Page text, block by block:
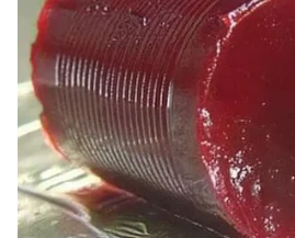
Annapurna Bhandar
প্রতিমাসে কত তারিখে ঢুকবে
হাজার টাকা?
কীভাবে অন্নপূর্ণা ভাণ্ডার নিয়ে
বিভ্রান্তি? | Suvendu Adhikari on
Annapurna Yojana